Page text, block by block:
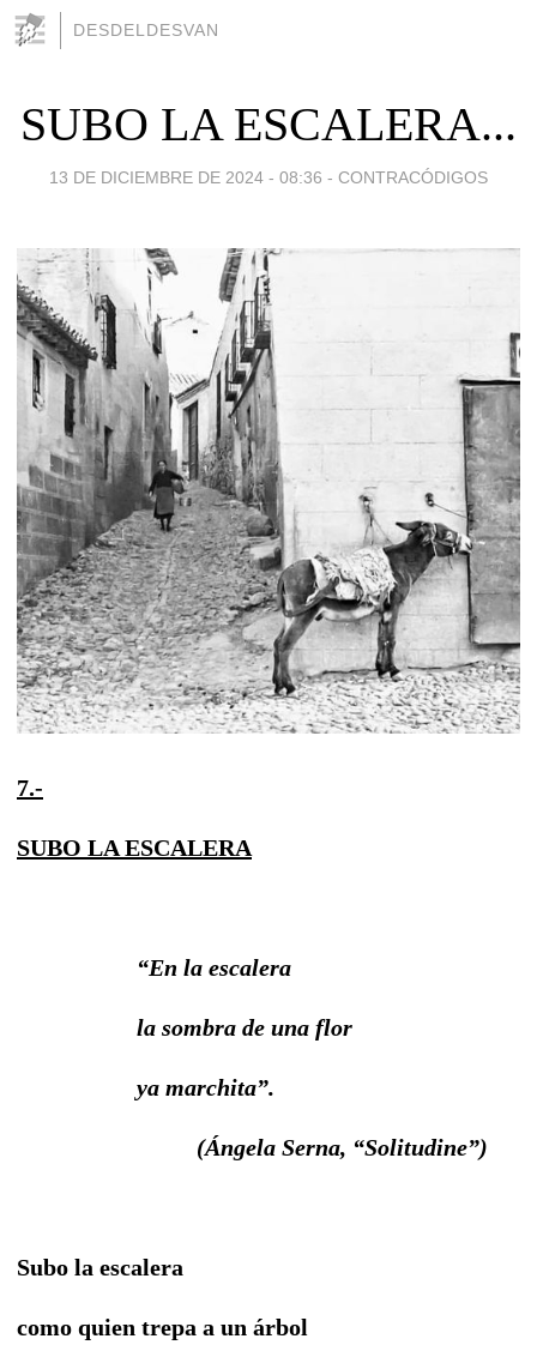
DESDELDESVAN
SUBO LA ESCALERA...
13 DE DICIEMBRE DE 2024 - 08:36 - CONTRACÓDIGOS
7.-
SUBO LA ESCALERA
“En la escalera
la sombra de una flor
ya marchita”.
(Ángela Serna, “Solitudine”)
Subo la escalera
como quien trepa a un árbol